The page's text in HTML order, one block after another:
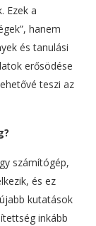
Ezek a
hanem
és tanulási
erősödése
teszi az
számítógép,
és ez
kutatások
inkább